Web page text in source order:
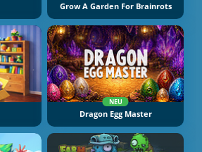
Grow A Garden For Brainrots
NEU
Dragon Egg Master